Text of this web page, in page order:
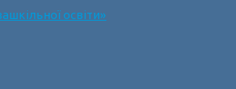
освіти»